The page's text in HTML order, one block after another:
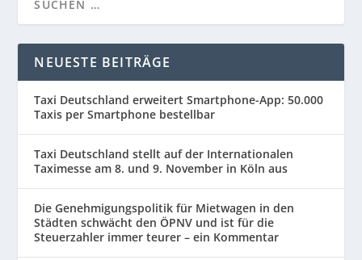
NEUESTE BEITRÄGE
Taxi Deutschland erweitert Smartphone-App: 50.000
Taxis per Smartphone bestellbar
Taxi Deutschland stellt auf der Internationalen
Taximesse am 8. und 9. November in Köln aus
Die Genehmigungspolitik für Mietwagen in den
Städten schwächt den ÖPNV und ist für die
Steuerzahler immer teurer – ein Kommentar